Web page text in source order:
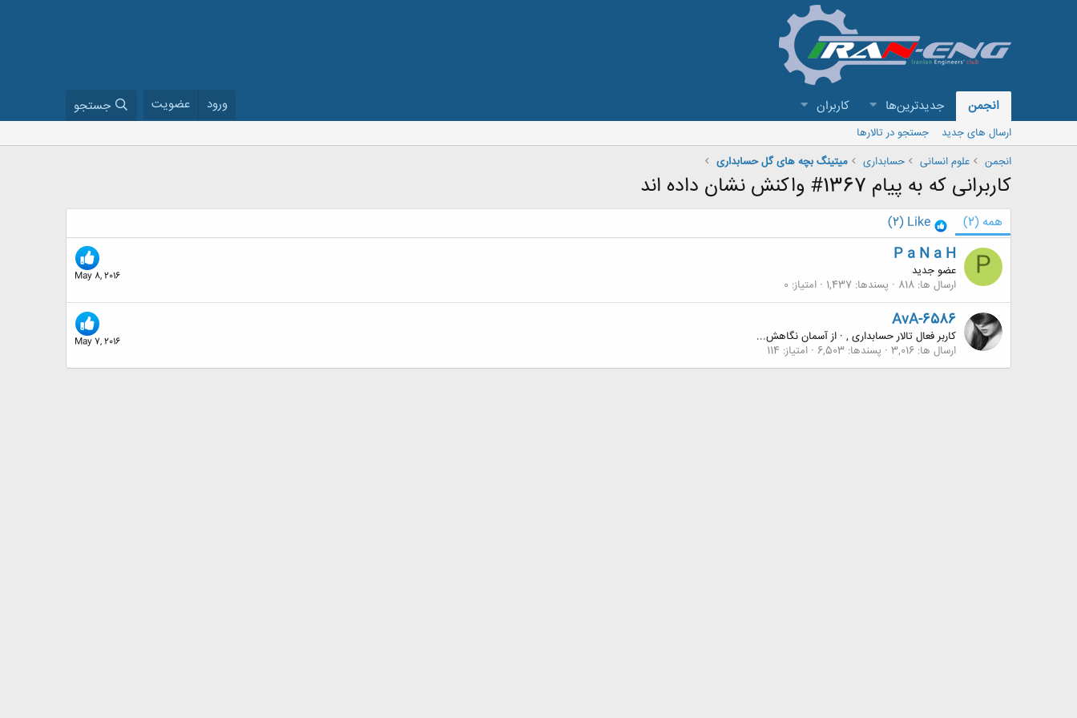
انجمن جدیدترین‌ها کاربران ورود عضویت جستجو
ارسال های جدید
جستجو در تالارها
انجمن
علوم انسانی حسابداری میتینگ بچه های گل حسابداری
کاربرانی که به پیام 1367# واکنش نشان داده اند
همه (2)
Like
(2)
P
May 8, 2016
P a N a H
عضو جدید
ارسال ها 818 پسندها 1,437 امتیاز 0
May 7, 2016
AvA-6586
کاربر فعال تالار حسابداری , · ازآسمان نگاهش...
ارسال ها 3,016 پسندها 6,503 امتیاز 114